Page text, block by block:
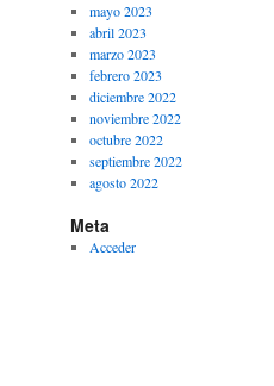
mayo 2023
abril 2023
marzo 2023
febrero 2023
diciembre 2022
noviembre 2022
octubre 2022
septiembre 2022
agosto 2022
Meta
Acceder